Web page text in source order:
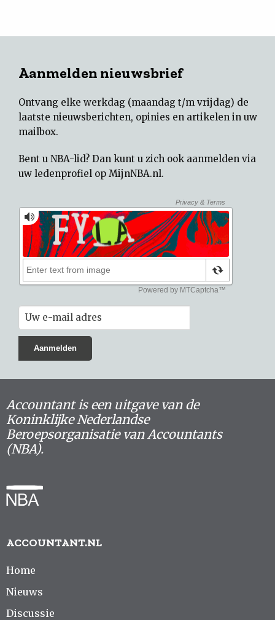
Aanmelden nieuwsbrief
Ontvang elke werkdag (maandag t/m vrijdag) de
laatste nieuwsberichten, opinies en artikelen in uw
mailbox.
Bent u NBA-lid? Dan kunt u zich ook aanmelden via
uw ledenprofiel op MijnNBA.nl.
Accountant is een uitgave van de
Koninklijke Nederlandse
Beroepsorganisatie van Accountants
(NBA).
ACCOUNTANT.NL
Home
Nieuws
Discussie